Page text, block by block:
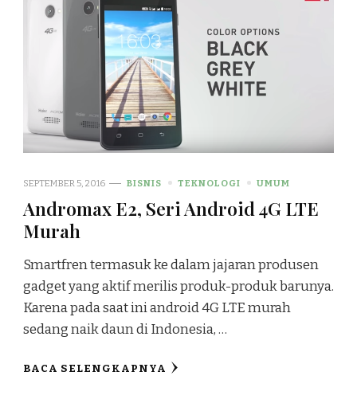
SEPTEMBER 5, 2016 BISNIS TEKNOLOGI UMUM
Andromax E2, Seri Android 4G LTE
Murah
Smartfren termasuk ke dalam jajaran produsen
gadget yang aktif merilis produk-produk barunya.
Karena pada saat ini android 4G LTE murah
sedang naik daun di Indonesia, …
BACA SELENGKAPNYA